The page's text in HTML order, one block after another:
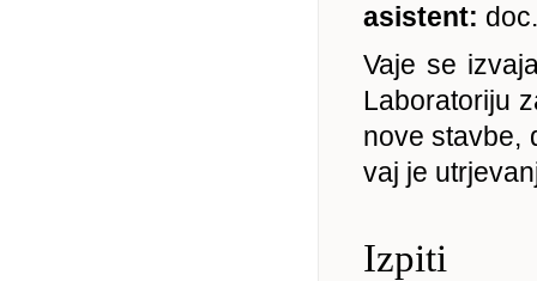
asistent:
Vaje se
Laboratoriju
nove stavbe,
vaj je
Izpiti